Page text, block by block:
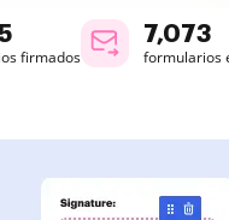
firmados
7,073
formularios